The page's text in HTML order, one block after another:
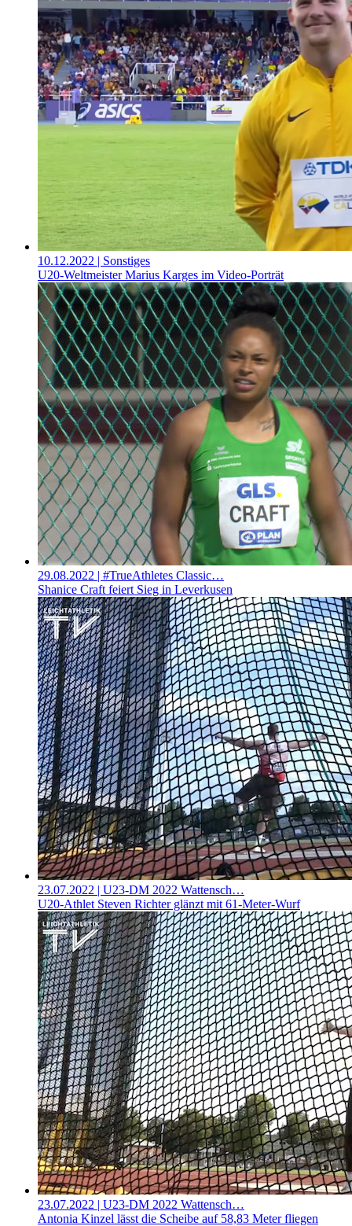
10.12.2022 | Sonstiges
U20-Weltmeister Marius Karges im Video-Porträt
29.08.2022 | #TrueAthletes Classic…
Shanice Craft feiert Sieg in Leverkusen
23.07.2022 | U23-DM 2022 Wattensch…
U20-Athlet Steven Richter glänzt mit 61-Meter-Wurf
23.07.2022 | U23-DM 2022 Wattensch…
Antonia Kinzel lässt die Scheibe auf 58,83 Meter fliegen